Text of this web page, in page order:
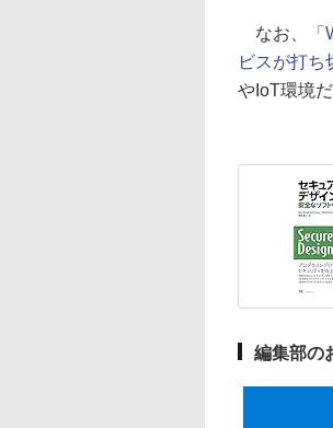
なお、
ビスが打ち
やIoT環境だ
編集部の